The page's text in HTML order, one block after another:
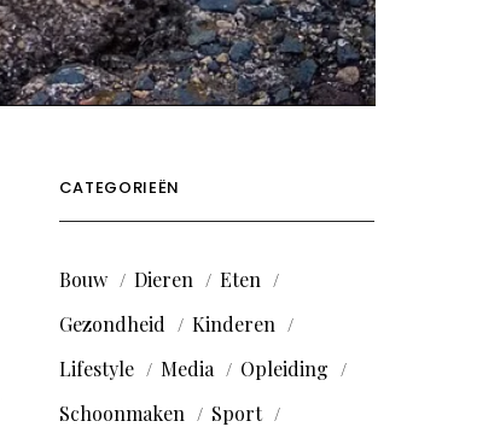
CATEGORIEËN
Bouw Dieren
Eten
Gezondheid
Kinderen
Lifestyle
Media
Opleiding
Schoonmaken
Sport